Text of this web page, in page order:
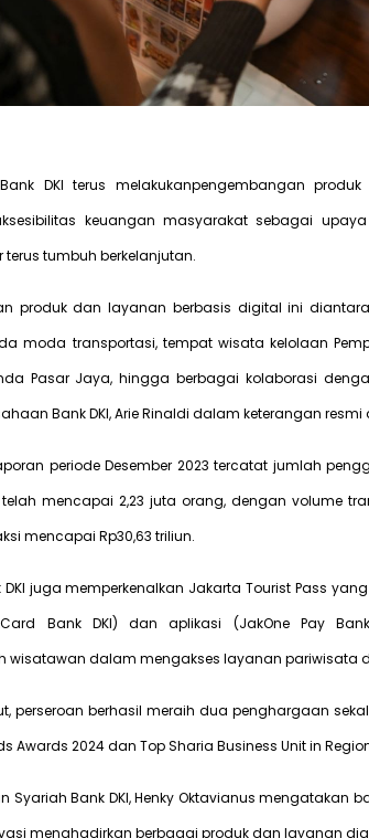
DKI terus melakukanpengembangan
keuangan masyarakat sebagai
terus tumbuh berkelanjutan.
produk dan layanan berbasis digital ini
moda transportasi, tempat wisata kelolaan
Pasar Jaya, hingga berbagai kolaborasi
Bank DKI, Arie Rinaldi dalam keterangan
periode Desember 2023 tercatat jumlah
telah mencapai 2,23 juta orang, dengan volume
mencapai Rp30,63 triliun.
DKI juga memperkenalkan Jakarta Tourist Pass
Bank DKI) dan aplikasi (JakOne Pay
wisatawan dalam mengakses layanan pariwisata
perseroan berhasil meraih dua penghargaan
Awards 2024 dan Top Sharia Business Unit in
Syariah Bank DKI, Henky Oktavianus
menghadirkan berbagai produk dan layanan